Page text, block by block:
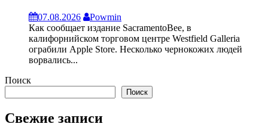
07.08.2026
Powmin
Как сообщает издание SacramentoBee, в
калифорнийском торговом центре Westfield Galleria
ограбили Apple Store. Несколько чернокожих людей
ворвались...
Поиск
Поиск
Свежие записи